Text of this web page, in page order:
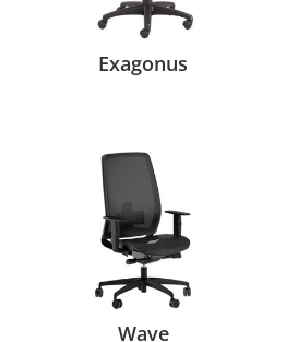
Exagonus
Wave